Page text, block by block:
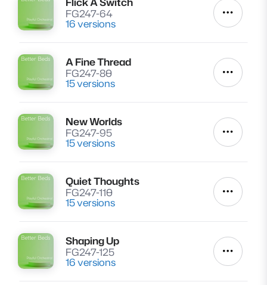
Lire
FG247-64
16 versions Autres
Lire
A Fine Thread
FG247-80
15 versions Autres
Lire
New Worlds
FG247-95
15 versions Autres
Lire
Quiet Thoughts
FG247-110
15 versions Autres
Lire
Shaping Up
FG247-125
16 versions Autres